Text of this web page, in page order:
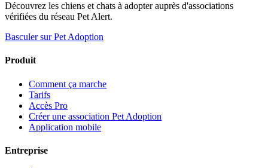
Découvrez les chiens et chats à adopter auprès d'associations
vérifiées du réseau Pet Alert.
Basculer sur Pet Adoption
Produit
Comment ça marche
Tarifs
Accès Pro
Créer une association Pet Adoption
Application mobile
Entreprise